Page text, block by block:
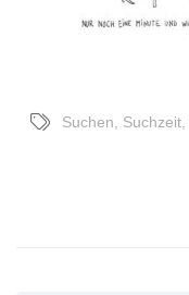
Suchen, Suchzeit,